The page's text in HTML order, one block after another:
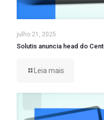
julho 21, 2025
Solutis anuncia head do
Leia mais